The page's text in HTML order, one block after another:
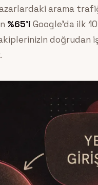
arama
%65’i Google’da ilk
doğrudan